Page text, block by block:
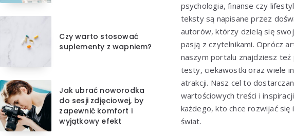
Czy warto stosować
suplementy z wapniem?
Jak ubrać noworodka
do sesji zdjęciowej, by
zapewnić komfort i
wyjątkowy efekt
psychologia, finanse czy
teksty są napisane przez
autorów, którzy dzielą się
pasją z czytelnikami. Oprócz
naszym portalu znajdziesz też
testy, ciekawostki oraz wiele
atrakcji. Nasz cel to
wartościowych treści i
każdego, kto chce rozwijać się
świat.